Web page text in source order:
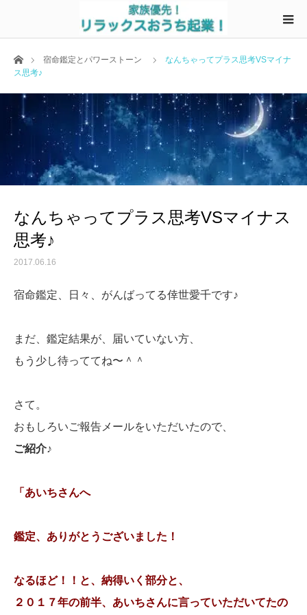
ホーム宿命鑑定とパワーストーン
なんちゃってプラス思考VSマイナ
ス思考♪
なんちゃってプラス思考VSマイナス
思考♪
2017.06.16
宿命鑑定、日々、がんばってる倖世愛千です♪
まだ、鑑定結果が、届いていない方、
もう少し待っててね〜＾＾
さて。
おもしろいご報告メールをいただいたので、
ご紹介♪
「あいちさんへ
鑑定、ありがとうございました！
なるほど！！と、納得いく部分と、
２０１７年の前半、あいちさんに言っていただいてたの